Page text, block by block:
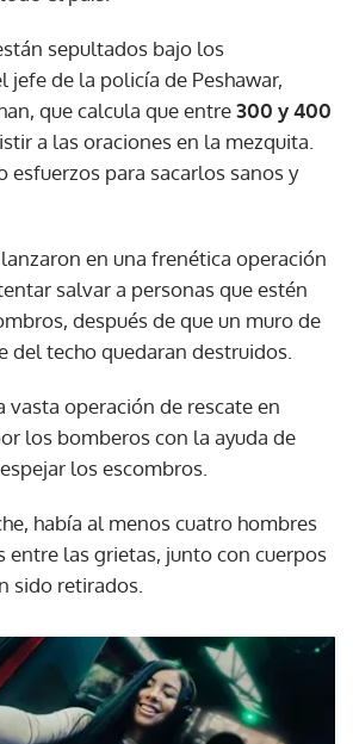
sepultados bajo los
jefe de la policía de Peshawar,
que calcula que entre300 y 400
a las oraciones en la mezquita.
esfuerzos para sacarlos sanos y
en una frenética operación
salvar a personas que estén
después de que un muro de
del techo quedaran destruidos.
vasta operación de rescate en
los bomberos con la ayuda de
los escombros.
había al menos cuatro hombres
entre las grietas, junto con cuerpos
sido retirados.